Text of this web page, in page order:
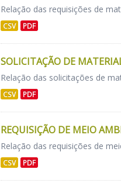
Relação das requisições de
CSV PDF
SOLICITAÇÃO DE
Relação das solicitações de
CSV PDF
REQUISIÇÃO DE MEIO
Relação das requisições de
CSV PDF